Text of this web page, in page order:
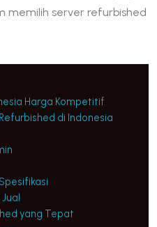
memilih server refurbished
Harga Kompetitif
di Indonesia
yang Tepat